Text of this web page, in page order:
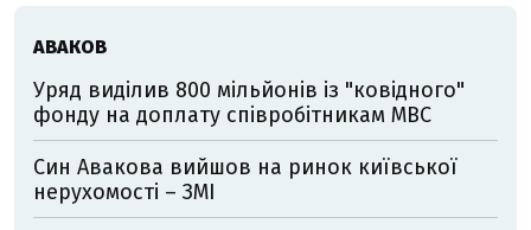
АВАКОВ
Уряд виділив 800 мільйонів із "ковідного"
фонду на доплату співробітникам МВС
Син Авакова вийшов на ринок київської
нерухомості – ЗМІ